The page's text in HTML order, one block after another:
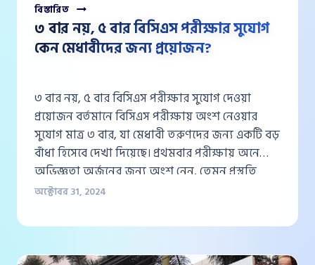
৩ বার নয়, ৫ বার বিসিএস পরীক্ষার সুযোগ
কেন মেধাবীদের জন্য প্রয়োজন?
অক্টোবর 31, 2024
৩ বার নয়, ৫ বার বিসিএস পরীক্ষার সুযোগ দেওয়া
প্রয়োজন বর্তমানে বিসিএস পরীক্ষায় অংশ নেওয়ার
সুযোগ মাত্র ৩ বার, যা মেধাবী তরুণদের জন্য একটি বড়
বাঁধা হিসেবে দেখা দিয়েছে। প্রথমবার পরীক্ষায় অনেকেই
অভিজ্ঞতা অর্জনের জন্য অংশ নেন, তেমন প্রস্তুতি
ছাড়াই। দ্বিতীয়বার পরীক্ষায় কিছুটা প্রস্তুতি নিয়ে
তৃতীয়বারে। কিন্তু…
বিস্তারিত ৩
বার
নয়,
৫
পরীক্ষার
সুযোগ
কেন
মেধাবীদের
জন্য
প্রয়োজন?